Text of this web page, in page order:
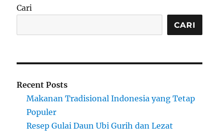
Cari
CARI
Recent Posts
Makanan Tradisional Indonesia yang Tetap
Populer
Resep Gulai Daun Ubi Gurih dan Lezat